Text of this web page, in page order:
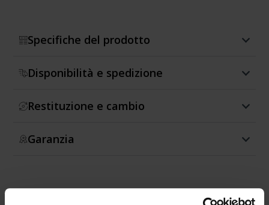
Specifiche del prodotto
Disponibilità e spedizione
Restituzione e cambio
Garanzia